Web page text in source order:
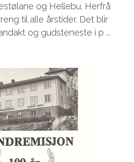
og Hellebu. Herfrå
til alle årstider. Det blir
og gudsteneste i p ...